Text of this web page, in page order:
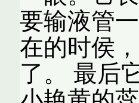
要输液管
在的时侯
了。 最后